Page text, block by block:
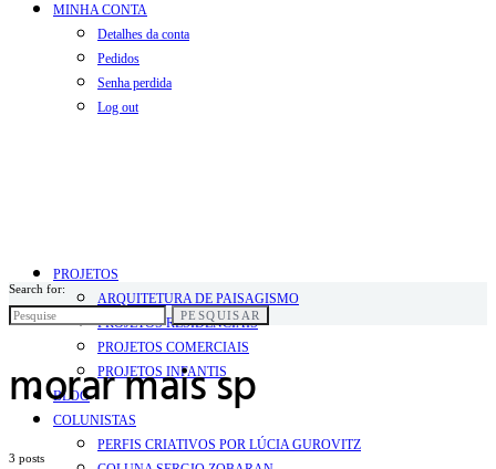
MINHA CONTA
Detalhes da conta
Pedidos
Senha perdida
Log out
PROJETOS
ARQUITETURA DE PAISAGISMO
PROJETOS RESIDENCIAIS
PROJETOS COMERCIAIS
PROJETOS INFANTIS
BLOG
COLUNISTAS
PERFIS CRIATIVOS POR LÚCIA GUROVITZ
Search for:
PESQUISAR
morar mais sp
3 posts